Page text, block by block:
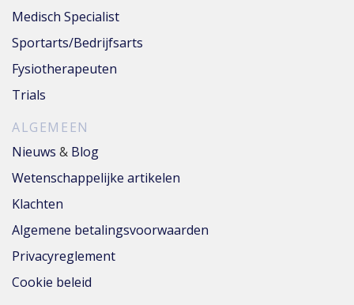
Medisch Specialist
Sportarts/Bedrijfsarts
Fysiotherapeuten
Trials
ALGEMEEN
Nieuws & Blog
Wetenschappelijke artikelen
Klachten
Algemene betalingsvoorwaarden
Privacyreglement
Cookie beleid